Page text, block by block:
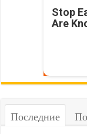
Stop
Are
Последние